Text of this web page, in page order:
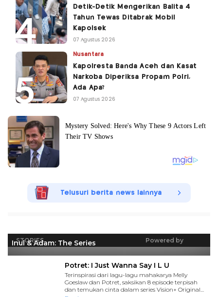
Detik-Detik Mengerikan Balita 4
Tahun Tewas Ditabrak Mobil
Kapolsek
07 Agustus 2026
Nusantara
Kapolresta Banda Aceh dan Kasat
Narkoba Diperiksa Propam Polri,
Ada Apa?
07 Agustus 2026
Telusuri berita news lainnya